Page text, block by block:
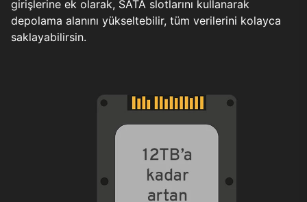
girişlerine ek olarak, SATA slotlarını kullanarak
depolama alanını yükseltebilir, tüm verilerini kolayca
saklayabilirsin.